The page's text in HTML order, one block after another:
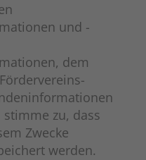
und -
dem
zu, dass
Zwecke
werden.